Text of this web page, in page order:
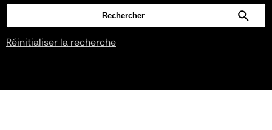
Réinitialiser la recherche